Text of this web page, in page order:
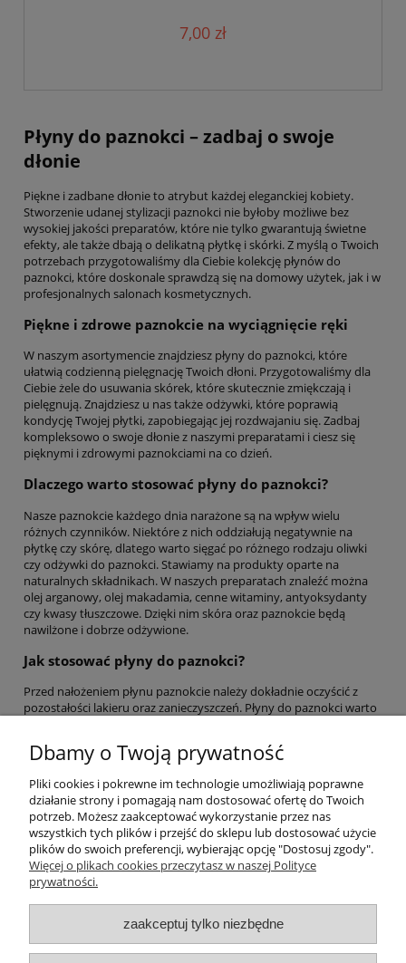
7,00 zł
Płyny do paznokci – zadbaj o swoje
dłonie
Piękne i zadbane dłonie to atrybut każdej eleganckiej kobiety.
Stworzenie udanej stylizacji paznokci nie byłoby możliwe bez
wysokiej jakości preparatów, które nie tylko gwarantują świetne
efekty, ale także dbają o delikatną płytkę i skórki. Z myślą o Twoich
potrzebach przygotowaliśmy dla Ciebie kolekcję płynów do
paznokci, które doskonale sprawdzą się na domowy użytek, jak i w
profesjonalnych salonach kosmetycznych.
Piękne i zdrowe paznokcie na wyciągnięcie ręki
W naszym asortymencie znajdziesz płyny do paznokci, które
ułatwią codzienną pielęgnację Twoich dłoni. Przygotowaliśmy dla
Ciebie żele do usuwania skórek, które skutecznie zmiękczają i
pielęgnują. Znajdziesz u nas także odżywki, które poprawią
kondycję Twojej płytki, zapobiegając jej rozdwajaniu się. Zadbaj
kompleksowo o swoje dłonie z naszymi preparatami i ciesz się
pięknymi i zdrowymi paznokciami na co dzień.
Dlaczego warto stosować płyny do paznokci?
Nasze paznokcie każdego dnia narażone są na wpływ wielu
różnych czynników. Niektóre z nich oddziałują negatywnie na
płytkę czy skórę, dlatego warto sięgać po różnego rodzaju oliwki
czy odżywki do paznokci. Stawiamy na produkty oparte na
naturalnych składnikach. W naszych preparatach znaleźć można
olej arganowy, olej makadamia, cenne witaminy, antyoksydanty
czy kwasy tłuszczowe. Dzięki nim skóra oraz paznokcie będą
nawilżone i dobrze odżywione.
Jak stosować płyny do paznokci?
Przed nałożeniem płynu paznokcie należy dokładnie oczyścić z
pozostałości lakieru oraz zanieczyszczeń. Płyny do paznokci warto
można połączyć z delikatnym masażem dłoni, co dodatkowo
paznokci, warto dostosować go do indywidualnych potrzeb, biorąc
pod uwagę rodzaj paznokci oraz ewentualne problemy, jakie
chcemy rozwiązać.
Pomoc
Moje konto
Płatności i dostawa
Dbamy o Twoją prywatność
Pliki cookies i pokrewne im technologie umożliwiają poprawne
działanie strony i pomagają nam dostosować ofertę do Twoich
potrzeb. Możesz zaakceptować wykorzystanie przez nas
wszystkich tych plików i przejść do sklepu lub dostosować użycie
plików do swoich preferencji, wybierając opcję "Dostosuj zgody".
Więcej o plikach cookies przeczytasz w naszej Polityce
prywatności.
zaakceptuj tylko niezbędne